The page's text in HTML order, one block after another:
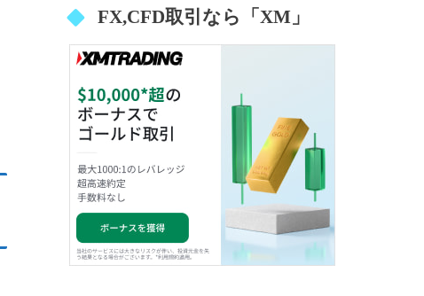
FX,CFD取引なら「XM」